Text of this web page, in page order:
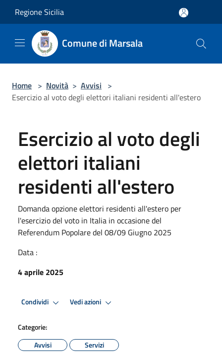
Regione Sicilia
Comune di Marsala
Home > Novità > Avvisi >
Esercizio al voto degli elettori italiani residenti all'estero
Esercizio al voto degli
elettori italiani
residenti all'estero
Domanda opzione elettori residenti all'estero per
l'esercizio del voto in Italia in occasione del
Referendum Popolare del 08/09 Giugno 2025
Data :
4 aprile 2025
Condividi Vedi azioni
Categorie:
Avvisi
Servizi